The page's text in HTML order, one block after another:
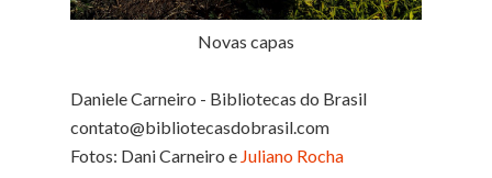
Novas capas
Daniele Carneiro - Bibliotecas do Brasil
contato@bibliotecasdobrasil.com
Fotos: Dani Carneiro e Juliano Rocha